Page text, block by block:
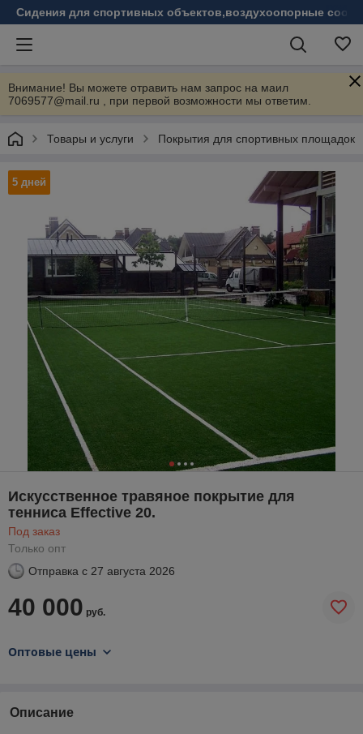
Сидения для спортивных объектов,воздухоопорные
Внимание! Вы можете отравить нам запрос на маил
7069577@mail.ru , при первой возможности мы ответим.
Товары и услуги Покрытия для спортивных площадок
5 дней
Искусственное травяное покрытие для
тенниса Effective 20.
Под заказ
Только опт
Отправка с 27 августа 2026
40 000 руб.
Оптовые цены
Описание